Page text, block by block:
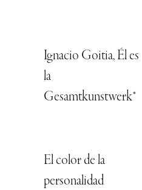
Ignacio Goitia, Él es
la
Gesamtkunstwerk*
El color de la
personalidad